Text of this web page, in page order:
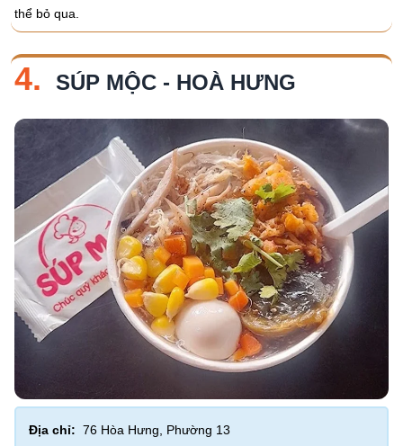
thể bỏ qua.
4. SÚP MỘC - HOÀ HƯNG
Địa chỉ: 76 Hòa Hưng, Phường 13